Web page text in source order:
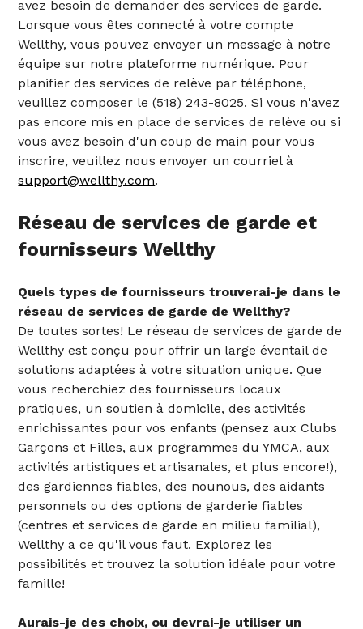
avez besoin de demander des services de garde.
Lorsque vous êtes connecté à votre compte
Wellthy, vous pouvez envoyer un message à notre
équipe sur notre plateforme numérique. Pour
planifier des services de relève par téléphone,
veuillez composer le (518) 243-8025. Si vous n'avez
pas encore mis en place de services de relève ou si
vous avez besoin d'un coup de main pour vous
inscrire, veuillez nous envoyer un courriel à
support@wellthy.com.
Réseau de services de garde et
fournisseurs Wellthy
Quels types de fournisseurs trouverai-je dans le
réseau de services de garde de Wellthy?
De toutes sortes! Le réseau de services de garde de
Wellthy est conçu pour offrir un large éventail de
solutions adaptées à votre situation unique. Que
vous recherchiez des fournisseurs locaux
pratiques, un soutien à domicile, des activités
enrichissantes pour vos enfants (pensez aux Clubs
Garçons et Filles, aux programmes du YMCA, aux
activités artistiques et artisanales, et plus encore!),
des gardiennes fiables, des nounous, des aidants
personnels ou des options de garderie fiables
(centres et services de garde en milieu familial),
Wellthy a ce qu'il vous faut. Explorez les
possibilités et trouvez la solution idéale pour votre
famille!
Aurais-je des choix, ou devrai-je utiliser un